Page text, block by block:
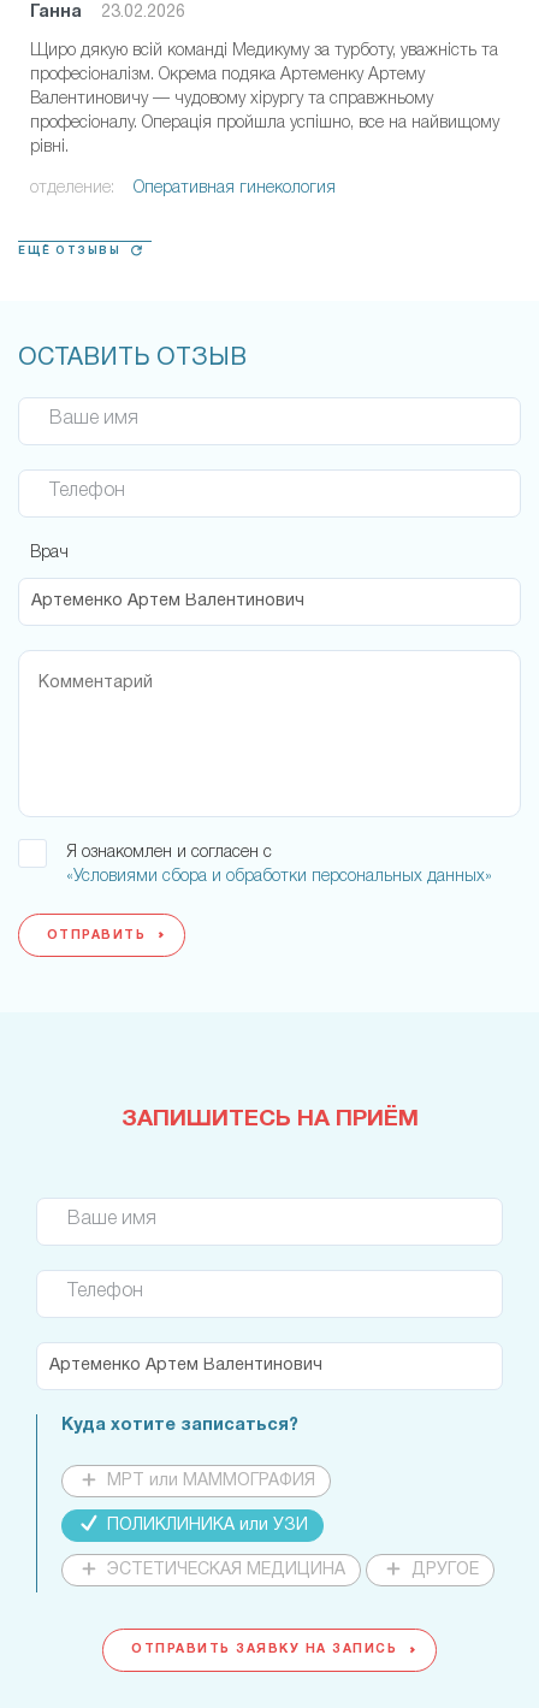
Ганна 23.02.2026
Щиро дякую всій команді Медикуму за турботу, уважність та
професіоналізм. Окрема подяка Артеменку Артему
Валентиновичу — чудовому хірургу та справжньому
професіоналу. Операція пройшла успішно, все на найвищому
рівні.
отделение: Оперативная гинекология
ЕЩЁ ОТЗЫВЫ
ОСТАВИТЬ ОТЗЫВ
Ваше имя
Телефон
Врач
Я ознакомлен и согласен с
«Условиями сбора и обработки персональных данных»
ОТПРАВИТЬ
ЗАПИШИТЕСЬ НА ПРИЁМ
Ваше имя
Телефон
Куда хотите записаться?
МРТ или МАММОГРАФИЯ
ПОЛИКЛИНИКА или УЗИ
ЭСТЕТИЧЕСКАЯ МЕДИЦИНА ДРУГОЕ
ОТПРАВИТЬ ЗАЯВКУ НА ЗАПИСЬ